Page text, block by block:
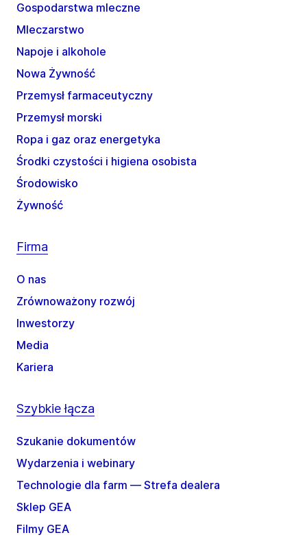
Gospodarstwa mleczne
Mleczarstwo
Napoje i alkohole
Nowa Żywność
Przemysł farmaceutyczny
Przemysł morski
Ropa i gaz oraz energetyka
Środki czystości i higiena osobista
Środowisko
Żywność
Firma
O nas
Zrównoważony rozwój
Inwestorzy
Media
Kariera
Szybkie łącza
Szukanie dokumentów
Wydarzenia i webinary
Technologie dla farm — Strefa dealera
Sklep GEA
Filmy GEA